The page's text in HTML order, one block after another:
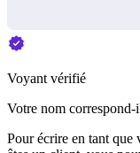
Voyant vérifié
Votre nom
Pour écrire en tant